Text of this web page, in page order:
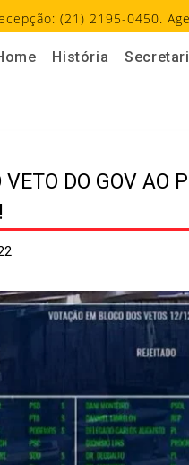
(21) 2195-0450.
História
VETO DO GOV